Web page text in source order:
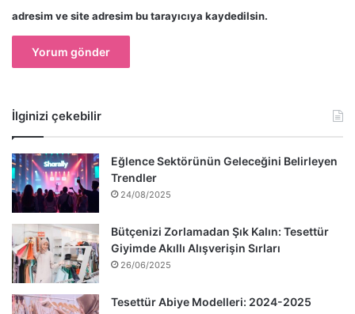
adresim ve site adresim bu tarayıcıya kaydedilsin.
İlginizi çekebilir
Eğlence Sektörünün Geleceğini Belirleyen
Trendler
24/08/2025
Bütçenizi Zorlamadan Şık Kalın: Tesettür
Giyimde Akıllı Alışverişin Sırları
26/06/2025
Tesettür Abiye Modelleri: 2024-2025